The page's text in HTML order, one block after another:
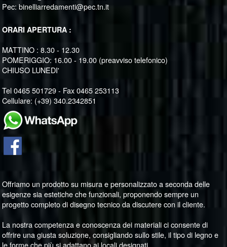
Pec:binelliarredamenti@pec.tn.it
ORARI APERTURA :
MATTINO : 8.30 - 12.30
POMERIGGIO: 16.00 - 19.00 (preavviso telefonico)
CHIUSO LUNEDI'
Tel 0465 501729 - Fax 0465 253113
Cellulare: (+39) 340.2342851
Offriamo un prodotto su misura e personalizzato a seconda delle
esigenze sia estetiche che funzionali, proponendo sempre un
progetto completo di disegno tecnico da discutere con il cliente.
La nostra competenza e conoscenza dei materiali ci consente di
offrire una giusta soluzione, consigliando sullo stile, il tipo di legno e
le forme che più si adattano ai locali designati.